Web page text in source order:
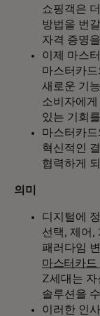
쇼핑객은
방법을 번
자격 증명
이제 마스
마스터카
새로운 기
소비자에
있는 기회
마스터카드
혁신적인
협력하게
의미
디지털에
선택, 제어,
패러다임
마스터카드
Z세대는 자
솔루션을
이러한 인